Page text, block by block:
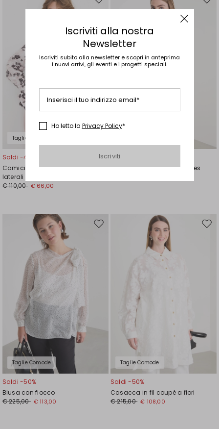
Taglie Comode
Sposta
Saldi -40%
Camicia in popeline con spacchi
laterali
€ 110,00 € 66,00
Saldi -50%
Casacca in cady e paillettes
Taglie Comode
Sposta
Saldi -50%
Blusa con fiocco
€ 225,00 € 113,00
Taglie Comode
Saldi -50%
Casacca in fil coupé a fiori
€ 215,00 € 108,00
Iscriviti alla nostra
Newsletter
Iscriviti subito alla newsletter e scopri in anteprima
i nuovi arrivi, gli eventi e i progetti speciali.
Inserisci il tuo indirizzo email*
Ho letto la Privacy Policy*
Iscriviti